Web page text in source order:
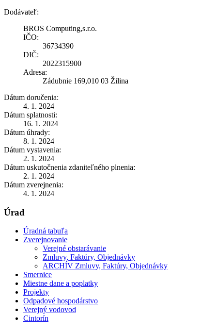
Dodávateľ:
BROS Computing,s.r.o.
IČO:
36734390
DIČ:
2022315900
Adresa:
Zádubnie 169,010 03 Žilina
Dátum doručenia:
4. 1. 2024
Dátum splatnosti:
16. 1. 2024
Dátum úhrady:
8. 1. 2024
Dátum vystavenia:
2. 1. 2024
Dátum uskutočnenia zdaniteľného plnenia:
2. 1. 2024
Dátum zverejnenia:
4. 1. 2024
Úrad
Úradná tabuľa
Zverejnovanie
Verejné obstarávanie
Zmluvy, Faktúry, Objednávky
ARCHÍV Zmluvy, Faktúry, Objednávky
Smernice
Miestne dane a poplatky
Projekty
Odpadové hospodárstvo
Verejný vodovod
Cintorín